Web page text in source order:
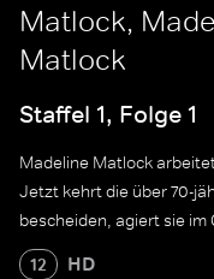
Matlock,
Matlock
Staffel 1, Folge 1
Madeline Matlock
Jetzt kehrt die über 70-
bescheiden, agiert sie im
12 HD